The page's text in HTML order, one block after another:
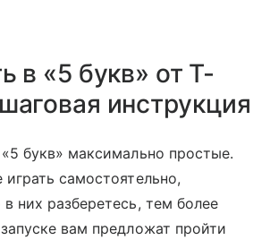
в «5 букв» от Т-
инструкция
букв» максимально простые.
самостоятельно,
них разберетесь, тем более
вам предложат пройти